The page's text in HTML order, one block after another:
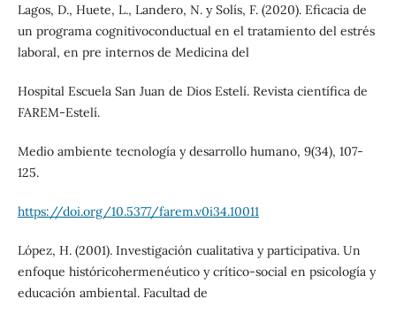
Lagos, D., Huete, L., Landero, N. y Solís, F. (2020). Eficacia de
un programa cognitivoconductual en el tratamiento del estrés
laboral, en pre internos de Medicina del
Hospital Escuela San Juan de Dios Estelí. Revista científica de
FAREM-Estelí.
Medio ambiente tecnología y desarrollo humano, 9(34), 107-
125.
https://doi.org/10.5377/farem.v0i34.10011
López, H. (2001). Investigación cualitativa y participativa. Un
enfoque históricohermenéutico y crítico-social en psicología y
educación ambiental. Facultad de